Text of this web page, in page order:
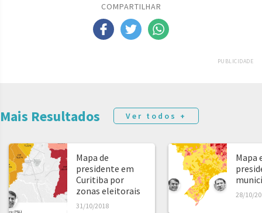
COMPARTILHAR
PUBLICIDADE
Mais Resultados Ver todos +
Mapa de
presidente em
Curitiba por
zonas eleitorais
31/10/2018
Mapa
28/10/